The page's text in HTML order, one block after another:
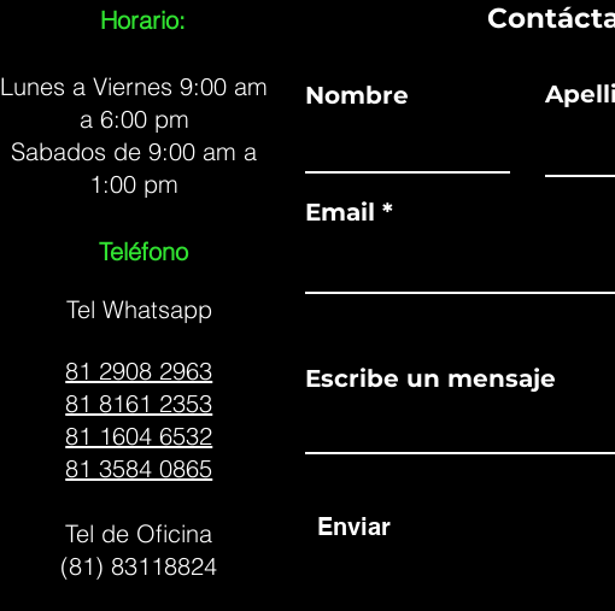
Horario:
Lunes a Viernes 9:00 am
a 6:00 pm
Sabados de 9:00 am a
1:00 pm
Teléfono
Tel Whatsapp
81 2908 2963
81 8161 2353
81 1604 6532
81 3584 0865
Tel de Oficina
(81) 83118824
Nombre
Email
Escribe un mensaje
Enviar